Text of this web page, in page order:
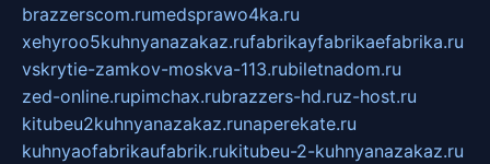
brazzerscom.rumedsprawo4ka.ru
xehyroo5kuhnyanazakaz.rufabrikayfabrikaefabrika.ru
vskrytie-zamkov-moskva-113.rubiletnadom.ru
zed-online.rupimchax.rubrazzers-hd.ruz-host.ru
kitubeu2kuhnyanazakaz.runaperekate.ru
kuhnyaofabrikaufabrik.rukitubeu-2-kuhnyanazakaz.ru